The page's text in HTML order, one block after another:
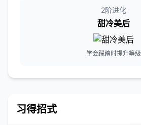
2阶进化
甜冷美后
学会踩踏时提升等级
习得招式